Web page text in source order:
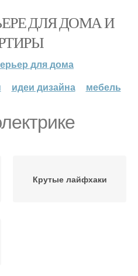
ДЛЯ ДОМА И
для дома
идеи дизайна мебель
Крутые лайфхаки